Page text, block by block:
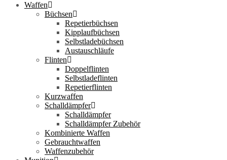
Waffen
Büchsen
Repetierbüchsen
Kipplaufbüchsen
Selbstladebüchsen
Austauschläufe
Flinten
Doppelflinten
Selbstladeflinten
Repetierflinten
Kurzwaffen
Schalldämpfer
Schalldämpfer
Schalldämpfer Zubehör
Kombinierte Waffen
Gebrauchtwaffen
Waffenzubehör